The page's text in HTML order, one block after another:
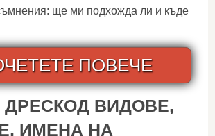
ще ми подхожда ли и къде
ПОВЕЧЕ
ДРЕСКОД ВИДОВЕ,
ИМЕНА НА